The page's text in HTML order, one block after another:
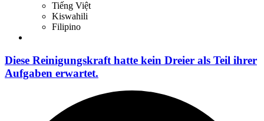
Tiếng Việt
Kiswahili
Filipino
Diese Reinigungskraft hatte kein Dreier als Teil ihrer
Aufgaben erwartet.